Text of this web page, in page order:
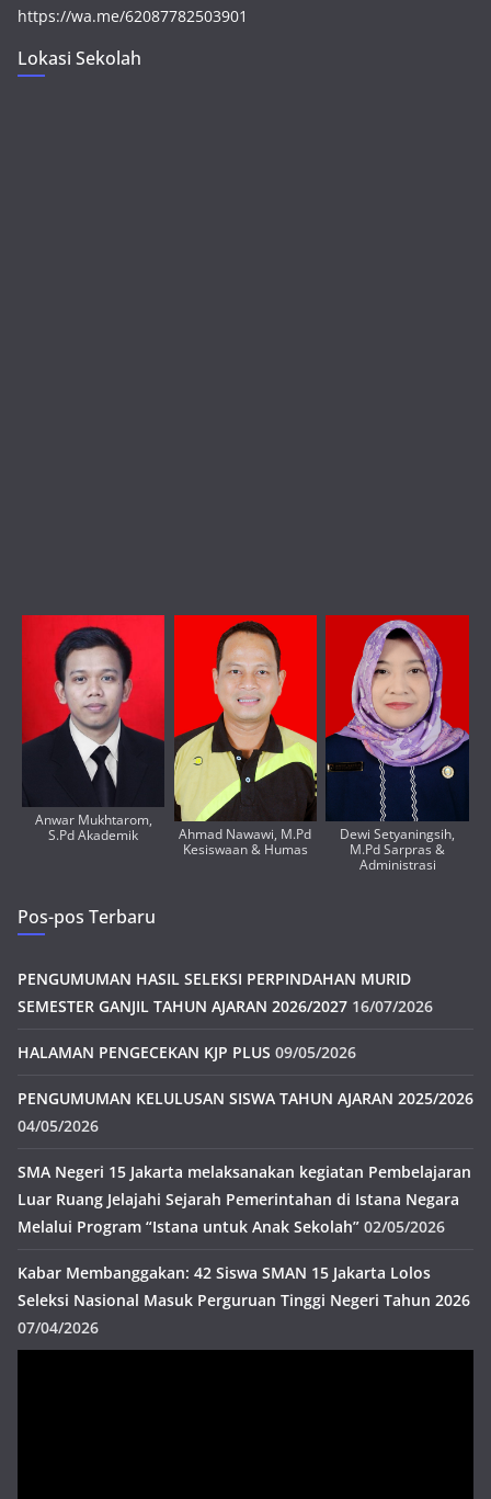
https://wa.me/62087782503901
Lokasi Sekolah
Anwar Mukhtarom,
S.Pd Akademik
Ahmad Nawawi, M.Pd
Kesiswaan & Humas
Dewi Setyaningsih,
M.Pd Sarpras &
Administrasi
Pos-pos Terbaru
PENGUMUMAN HASIL SELEKSI PERPINDAHAN MURID
SEMESTER GANJIL TAHUN AJARAN 2026/2027 16/07/2026
HALAMAN PENGECEKAN KJP PLUS 09/05/2026
PENGUMUMAN KELULUSAN SISWA TAHUN AJARAN 2025/2026
04/05/2026
SMA Negeri 15 Jakarta melaksanakan kegiatan Pembelajaran
Luar Ruang Jelajahi Sejarah Pemerintahan di Istana Negara
Melalui Program “Istana untuk Anak Sekolah” 02/05/2026
Kabar Membanggakan: 42 Siswa SMAN 15 Jakarta Lolos
Seleksi Nasional Masuk Perguruan Tinggi Negeri Tahun 2026
07/04/2026